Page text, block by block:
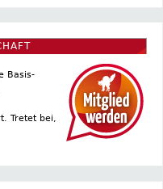
Basis­
Tretet bei,